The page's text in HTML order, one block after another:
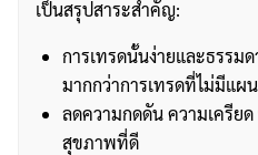
เป็นสรุปสาระสำคัญ:
การเทรดนั้นง่ายและธรรม
มากกว่าการเทรดที่ไม่มีแผน
ลดความกดดัน ความเครีย
สุขภาพที่ดี